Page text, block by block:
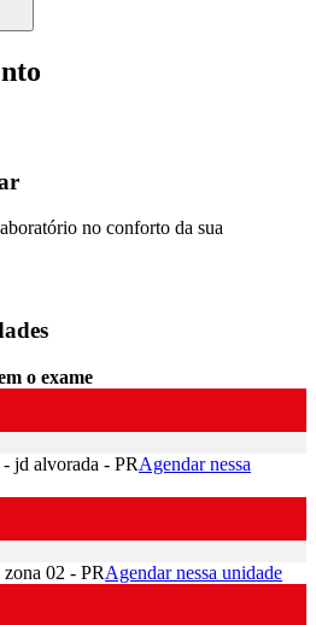
no conforto da sua
o exame
jd alvorada - PRAgendar nessa
02 - PRAgendar nessa unidade